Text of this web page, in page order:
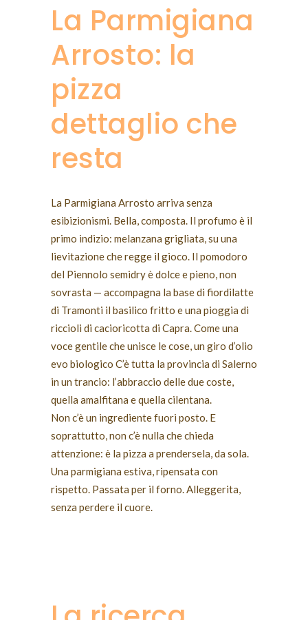
La Parmigiana
Arrosto: la
pizza
dettaglio che
resta
La Parmigiana Arrosto arriva senza
esibizionismi. Bella, composta. Il profumo è il
primo indizio: melanzana grigliata, su una
lievitazione che regge il gioco. Il pomodoro
del Piennolo semidry è dolce e pieno, non
sovrasta — accompagna la base di fiordilatte
di Tramonti il basilico fritto e una pioggia di
riccioli di cacioricotta di Capra. Come una
voce gentile che unisce le cose, un giro d’olio
evo biologico C’è tutta la provincia di Salerno
in un trancio: l’abbraccio delle due coste,
quella amalfitana e quella cilentana.
Non c’è un ingrediente fuori posto. E
soprattutto, non c’è nulla che chieda
attenzione: è la pizza a prendersela, da sola.
Una parmigiana estiva, ripensata con
rispetto. Passata per il forno. Alleggerita,
senza perdere il cuore.